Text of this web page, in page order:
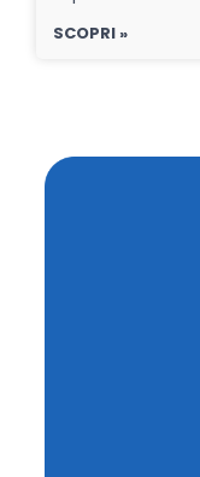
SCOPRI »